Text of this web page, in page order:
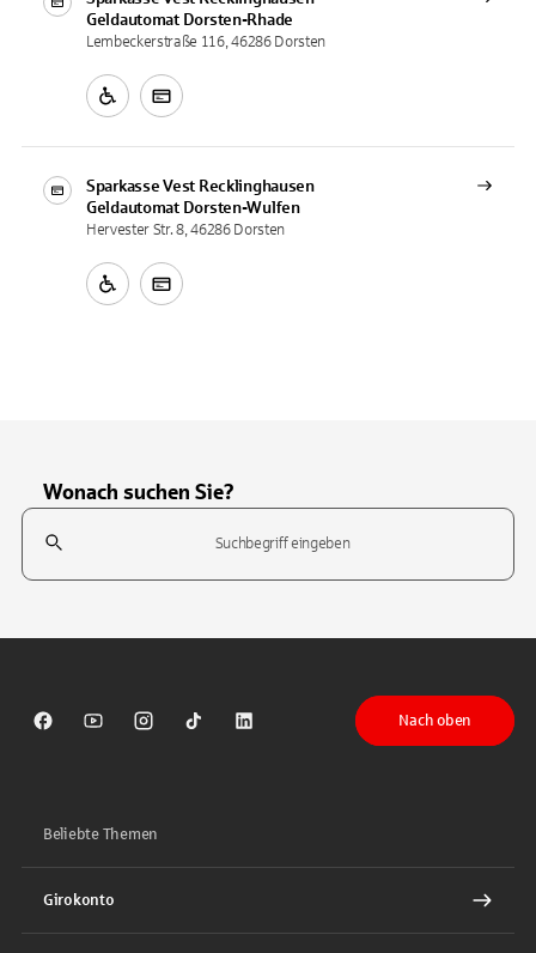
Geldautomat Dorsten-Rhade
Lembeckerstraße 116, 46286 Dorsten
Sparkasse Vest Recklinghausen
Geldautomat Dorsten-Wulfen
Hervester Str. 8, 46286 Dorsten
Wonach suchen Sie?
Suchfeld
Sparkasse auf Facebook
Sparkasse auf Youtube
Sparkasse auf Instagram
Sparkasse auf TikTok
Sparkasse auf LinkedIn
Nach oben
Beliebte Themen
Girokonto